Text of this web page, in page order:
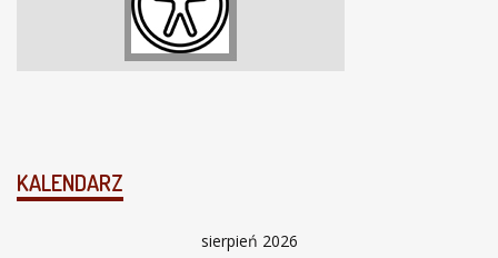
KALENDARZ
sierpień 2026